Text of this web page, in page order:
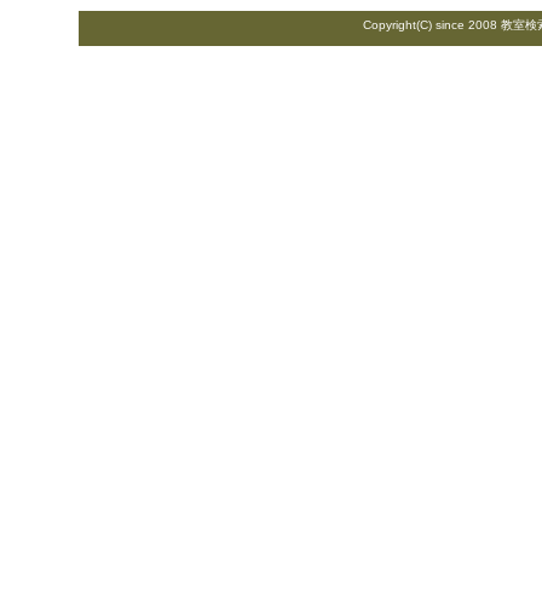
Copyright(C) since 2008 教室検